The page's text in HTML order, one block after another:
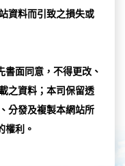
資料而引致之損失或
面同意，不得更改、
之資料；本司保留透
分發及複製本網站所
權利。